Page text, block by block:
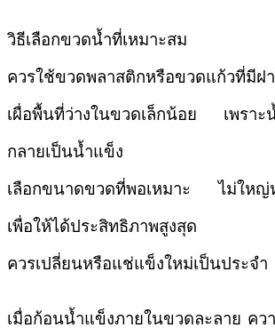
วิธีเลือกขวดน้ำที่เหมาะสม
ควรใช้ขวดพลาสติกหรือขวดแก้วที่มีฝ
เผื่อพื้นที่ว่างในขวดเล็กน้อย เพราะ
กลายเป็นน้ำแข็ง
เลือกขนาดขวดที่พอเหมาะ ไม่ใหญ่ห
เพื่อให้ได้ประสิทธิภาพสูงสุด
ควรเปลี่ยนหรือแช่แข็งใหม่เป็นประจำ
เมื่อก้อนน้ำแข็งภายในขวดละลาย คว